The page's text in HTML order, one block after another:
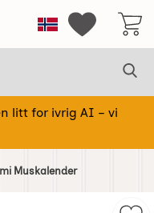
Norge Mine
litt for ivrig AI – vi
Muskalender